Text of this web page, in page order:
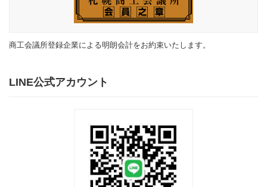
商工会議所登録企業による明朗会計をお約束いたします。
LINE公式アカウント